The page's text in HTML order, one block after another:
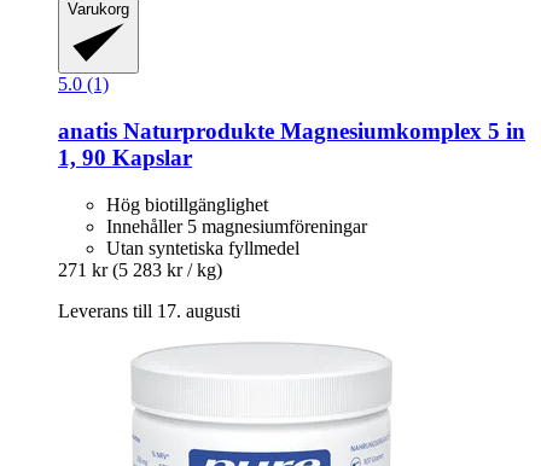
Varukorg
5.0 (1)
anatis Naturprodukte Magnesiumkomplex 5 in
1, 90 Kapslar
Hög biotillgänglighet
Innehåller 5 magnesiumföreningar
Utan syntetiska fyllmedel
271 kr (5 283 kr / kg)
Leverans till 17. augusti